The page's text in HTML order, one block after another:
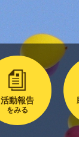
活動報告
をみる